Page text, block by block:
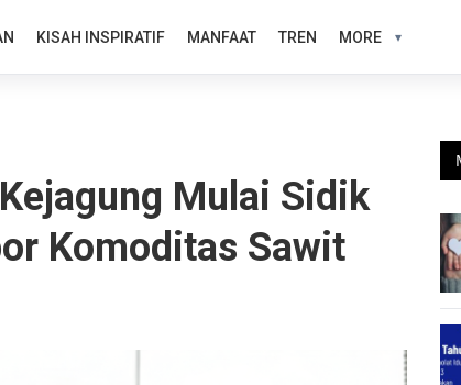
KISAH INSPIRATIF MANFAAT TREN MORE
Mulai Sidik
Komoditas Sawit